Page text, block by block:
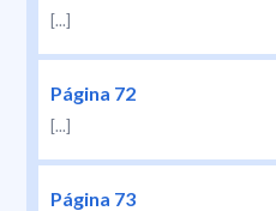
[...]
Página 72
[...]
Página 73